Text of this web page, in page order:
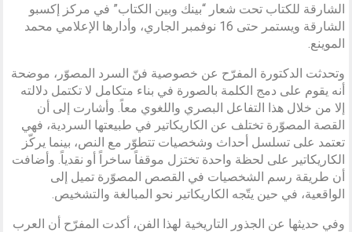
الشارقة للكتاب تحت شعار “بينك وبين الكتاب” في مركز إكسبو
الشارقة ويستمر حتى 16 نوفمبر الجاري، وأدارها الإعلامي محمد
الموينع.
وتحدثت الدكتورة المفرّح عن خصوصية فنّ السرد المصوّر، موضحة
أنه يقوم على دمج الكلمة بالصورة في بناء متكامل لا تكتمل دلالته
إلا من خلال هذا التفاعل البصري واللغوي معاً. وأشارت إلى أن
القصة المصوّرة تختلف عن الكاريكاتير في طبيعتها السردية، فهي
تعتمد على تسلسل أحداث وشخصيات تتطوّر مع النص، بينما يركّز
الكاريكاتير على لحظة واحدة تختزل موقفاً ساخراً أو نقدياً. وأضافت
أن طريقة رسم الشخصيات في القصص المصوّرة تميل إلى
الواقعية، في حين يتّجه الكاريكاتير نحو المبالغة والتشخيص.
وفي حديثها عن الجذور التاريخية لهذا الفن، أكدت المفرّح أن العرب